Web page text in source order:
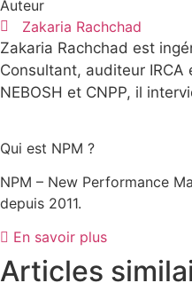
Auteur
Zakaria Rachchad
Zakaria Rachchad est
Consultant, auditeur
NEBOSH et CNPP, il
Qui est NPM ?
NPM – New Performance
depuis 2011.
En savoir plus
Articles